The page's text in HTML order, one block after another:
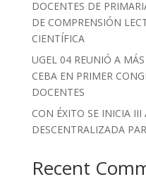
DOCENTES DE
DE COMPRENSIÓN
CIENTÍFICA
UGEL 04 REUNIÓ A
CEBA EN PRIMER
DOCENTES
CON ÉXITO SE INICIA III
DESCENTRALIZADA
Recent